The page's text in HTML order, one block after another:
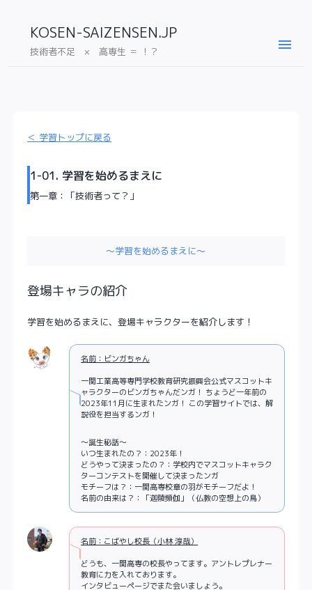
KOSEN-SAIZENSEN.JP
技術者不足 × 高専生 ＝ ！？ menu
＜ 学習トップに戻る
1-01. 学習を始めるまえに
第一章：「技術者って？」
～学習を始めるまえに～
登場キャラの紹介
学習を始めるまえに、登場キャラクターを紹介します！
名前：ビンガちゃん
一関工業高等専門学校教育研究振興会公式マスコットキ
ャラクターのビンガちゃんだンガ！ ちょうど一年前の
2023年11月に生まれたンガ！ この学習サイトでは、解
説役を担当するンガ！
～誕生秘話～
いつ生まれたの？：2023年！
どうやって決まったの？：学校内でマスコットキャラク
ターコンテストを開催して決まったンガ
モチーフは？：一関高専校章の羽がモチーフだよ！
名前の由来は？：「迦陵頻伽」（仏教の空想上の鳥）
名前：こばやし校長（小林 淳哉）
どうも、一関高専の校長やってます。アントレプレナー
教育に力を入れております。
インタビューページでまた会いましょう。